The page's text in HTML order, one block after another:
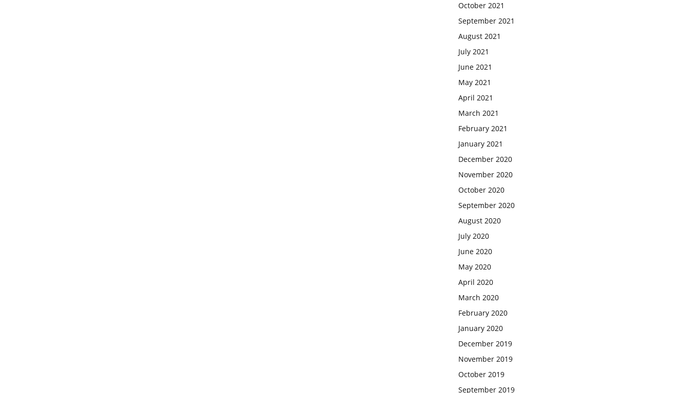
October 2021
September 2021
August 2021
July 2021
June 2021
May 2021
April 2021
March 2021
February 2021
January 2021
December 2020
November 2020
October 2020
September 2020
August 2020
July 2020
June 2020
May 2020
April 2020
March 2020
February 2020
January 2020
December 2019
November 2019
October 2019
September 2019